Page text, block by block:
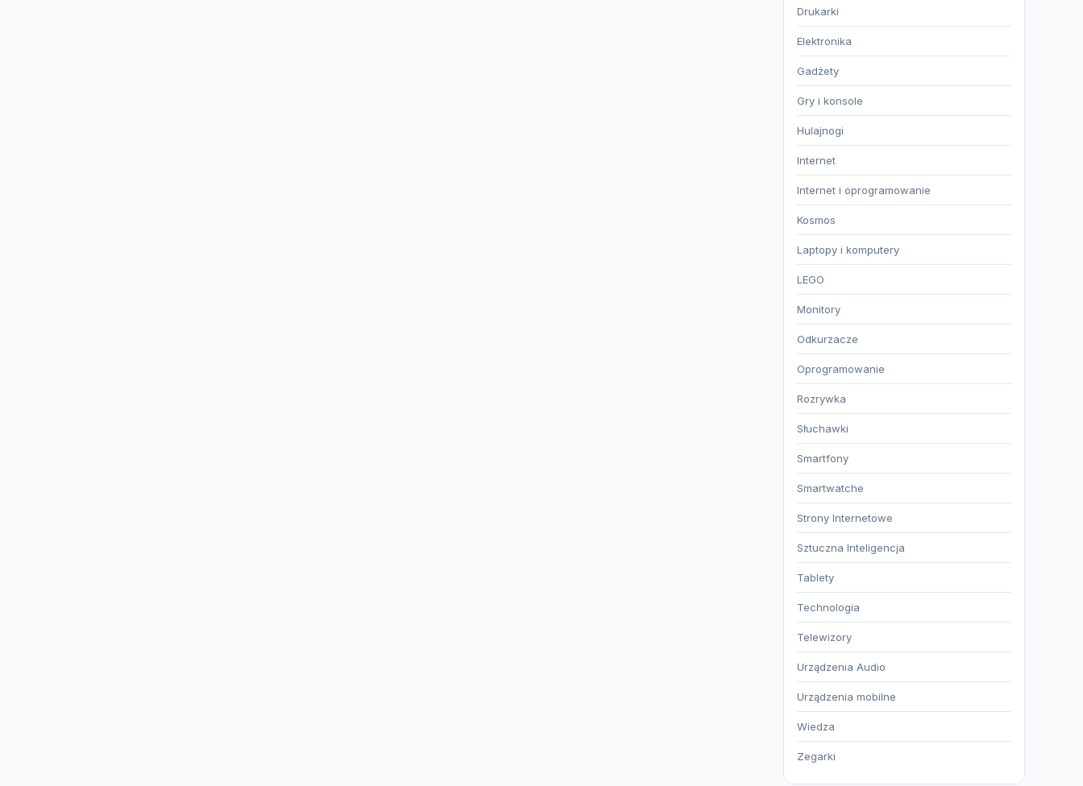
Drukarki
Elektronika
Gadżety
Gry i konsole
Hulajnogi
Internet
Internet i oprogramowanie
Kosmos
Laptopy i komputery
LEGO
Monitory
Odkurzacze
Oprogramowanie
Rozrywka
Słuchawki
Smartfony
Smartwatche
Strony Internetowe
Sztuczna Inteligencja
Tablety
Technologia
Telewizory
Urządzenia Audio
Urządzenia mobilne
Wiedza
Zegarki